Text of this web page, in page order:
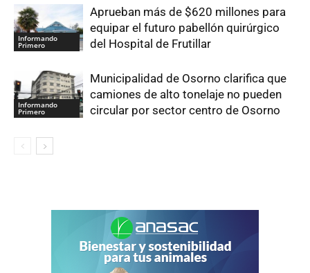
Informando
Primero
Aprueban más de $620 millones para
equipar el futuro pabellón quirúrgico
del Hospital de Frutillar
Informando
Primero
Municipalidad de Osorno clarifica que
camiones de alto tonelaje no pueden
circular por sector centro de Osorno